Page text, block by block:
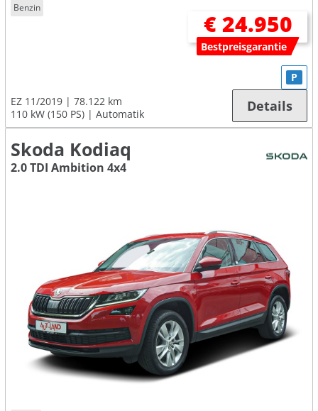
Benzin
€ 24.950
Bestpreisgarantie
EZ 11/2019
78.122 km
110 kW (150 PS)
Automatik
P
Details
Skoda Kodiaq
2.0 TDI Ambition 4x4